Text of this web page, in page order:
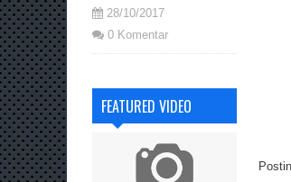
28/10/2017
0 Komentar
FEATURED VIDEO